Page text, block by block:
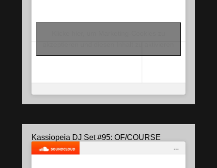
Kassiopeia DJ Set #95: OF/COURSE